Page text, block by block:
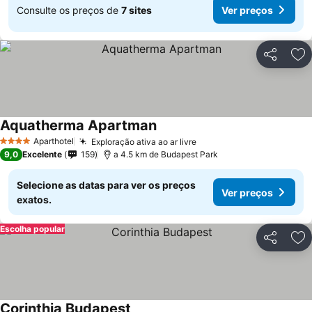
Consulte os preços de 7 sites Ver preços
Partilhar
4 EstrelasAparthotel Exploração ativa ao ar livreVer preços
Aquatherma ApartmanVer preços
9,0 Excelente 159 a 4.5 km de Budapest Park
Selecione as datas para ver os preços
exatos.
Ver preços
Partilhar
Escolha popular
Corinthia Budapest